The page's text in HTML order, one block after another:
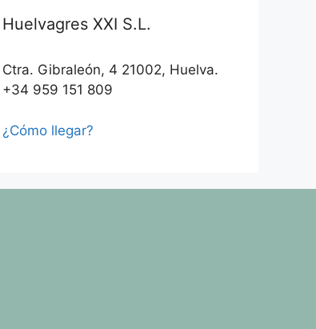
Huelvagres XXI S.L.
Ctra. Gibraleón, 4 21002, Huelva.
+34 959 151 809
¿Cómo llegar?